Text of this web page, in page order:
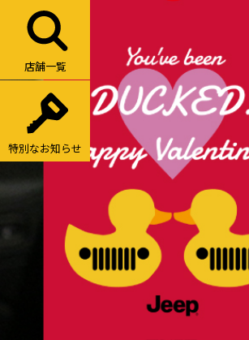
店舗一覧
特別なお知らせ